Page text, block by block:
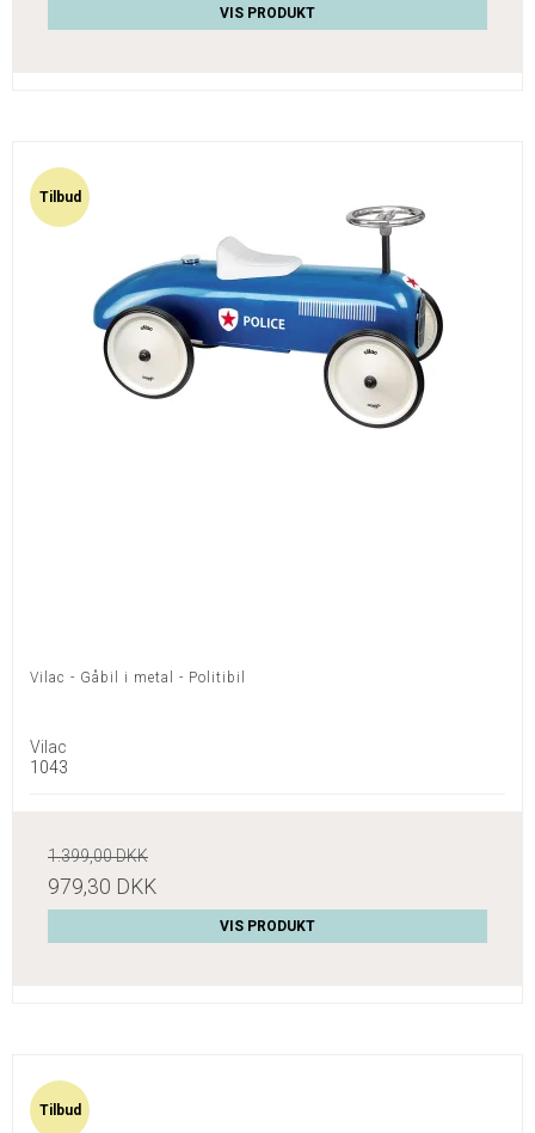
VIS PRODUKT
Tilbud
Vilac - Gåbil i metal - Politibil
Vilac
1043
1.399,00 DKK
979,30 DKK
VIS PRODUKT
Tilbud